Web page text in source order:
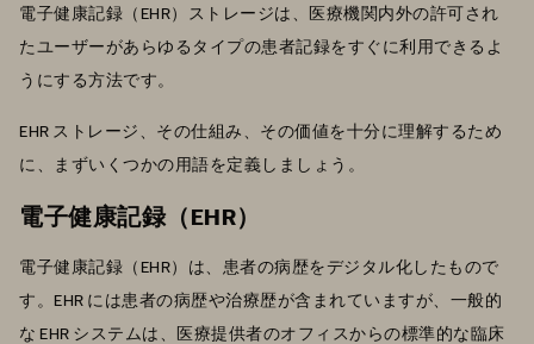
電子健康記録（EHR）ストレージは、医療機関内外の許可され
たユーザーがあらゆるタイプの患者記録をすぐに利用できるよ
うにする方法です。
EHR ストレージ、その仕組み、その価値を十分に理解するため
に、まずいくつかの用語を定義しましょう。
電子健康記録（EHR）
電子健康記録（EHR）は、患者の病歴をデジタル化したもので
す。EHR には患者の病歴や治療歴が含まれていますが、一般的
な EHR システムは、医療提供者のオフィスからの標準的な臨床